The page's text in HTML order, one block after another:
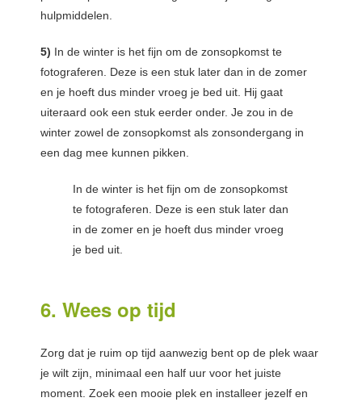
hulpmiddelen.
5) In de winter is het fijn om de zonsopkomst te
fotograferen. Deze is een stuk later dan in de zomer
en je hoeft dus minder vroeg je bed uit. Hij gaat
uiteraard ook een stuk eerder onder. Je zou in de
winter zowel de zonsopkomst als zonsondergang in
een dag mee kunnen pikken.
In de winter is het fijn om de zonsopkomst
te fotograferen. Deze is een stuk later dan
in de zomer en je hoeft dus minder vroeg
je bed uit.
6. Wees op tijd
Zorg dat je ruim op tijd aanwezig bent op de plek waar
je wilt zijn, minimaal een half uur voor het juiste
moment. Zoek een mooie plek en installeer jezelf en